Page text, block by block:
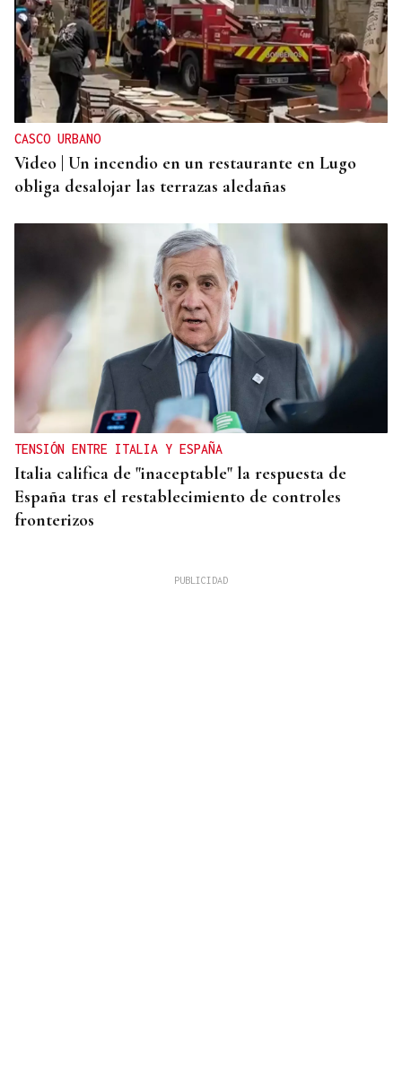
CASCO URBANO
Video | Un incendio en un restaurante en Lugo
obliga desalojar las terrazas aledañas
TENSIÓN ENTRE ITALIA Y ESPAÑA
Italia califica de "inaceptable" la respuesta de
España tras el restablecimiento de controles
fronterizos